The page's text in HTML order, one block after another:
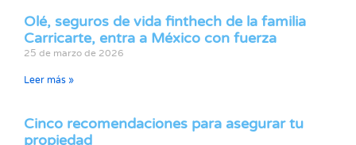
Olé, seguros de vida finthech de la familia
Carricarte, entra a México con fuerza
25 de marzo de 2026
Leer más »
Cinco recomendaciones para asegurar tu
propiedad